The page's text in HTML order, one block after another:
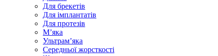
Для брекетів
Для імплантатів
Для протезів
Мʼяка
Ультрамʼяка
Середньої жорсткості